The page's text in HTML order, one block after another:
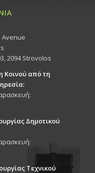
Avenue
2094 Strovolos
Κοινού από τη
Δημοτικού
Τεχνικού